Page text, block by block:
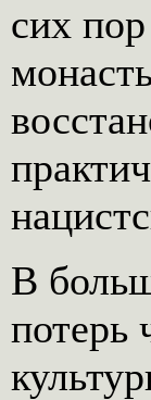
сих
В
потерь